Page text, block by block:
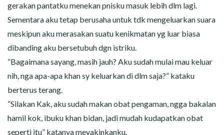
gerakan pantatku menekan pnisku masuk lebih dlm lagi.
Sementara aku tetap berusaha untuk tdk mengeluarkan suara
meskipun aku merasakan suatu kenikmatan yg luar biasa
dibanding aku bersetubuh dgn istriku.
“Bagaimana sayang, masih jauh? Aku sudah mulai mau keluar
nih, nga apa-apa khan sy keluarkan di dlm saja?” kataku
berterus terang.
“Silakan Kak, aku sudah makan obat pengaman, ngga bakalan
hamil kok, ibuku khan bidan, jadi mudah kudapatkan obat
seperti itu” katanya meyakinkanku.